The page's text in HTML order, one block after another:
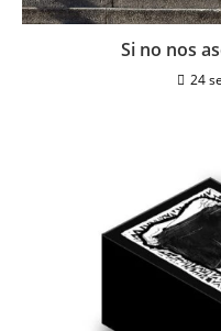
Si no nos
24